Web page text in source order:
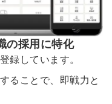
の採用に特化
録しています。
ることで、即戦力と